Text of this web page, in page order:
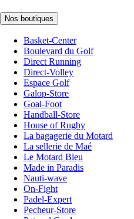
Nos boutiques
Basket-Center
Boulevard du Golf
Direct Running
Direct-Volley
Espace Golf
Galop-Store
Goal-Foot
Handball-Store
House of Rugby
La bagagerie du Motard
La sellerie de Maé
Le Motard Bleu
Made in Paradis
Nauti-wave
On-Fight
Padel-Expert
Pecheur-Store